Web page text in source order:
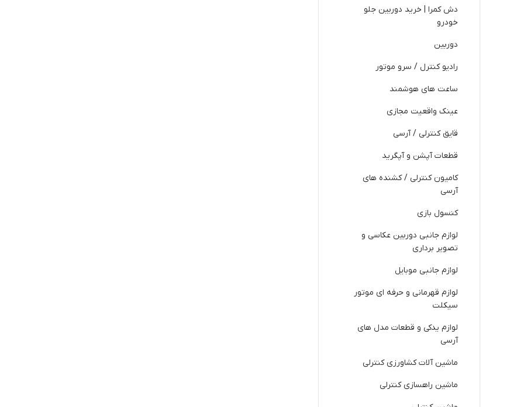
دش کمرا | خرید دوربین جلو
خودرو
دوربین
رادیو کنترل / سرو موتور
ساعت های هوشمند
عینک واقعیت مجازی
قایق کنترلی / آرسی
قطعات آپشن و آپگرید
کامیون کنترلی / کشنده های
آرسی
کنسول بازی
لوازم جانبی دوربین عکاسی و
تصویر برداری
لوازم جانبی موبایل
لوازم قهرمانی و حرفه ای موتور
سیکلت
لوازم یدکی و قطعات مدل های
آرسی
ماشین آلات کشاورزی کنترلی
ماشین راهسازی کنترلی